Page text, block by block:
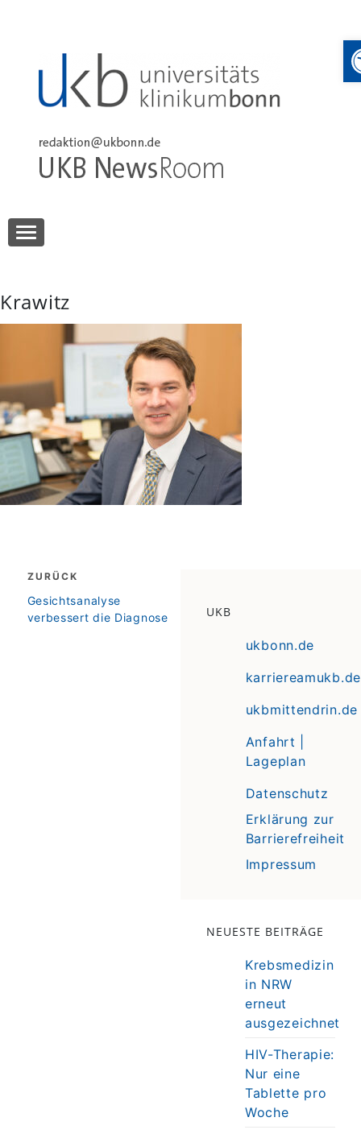
UKB NewsRoom
Krawitz
Beitragsnavigation
ZURÜCK
zurück
Gesichtsanalyse
verbessert die Diagnose
UKB
ukbonn.de
karriereamukb.de
ukbmittendrin.de
Anfahrt |
Lageplan
Datenschutz
Erklärung zur
Barrierefreiheit
Impressum
NEUESTE BEITRÄGE
Krebsmedizin
in NRW
erneut
ausgezeichnet
HIV-Therapie:
Nur eine
Tablette pro
Woche